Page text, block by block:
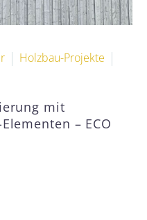
Holzbau-Projekte
mit
– ECO